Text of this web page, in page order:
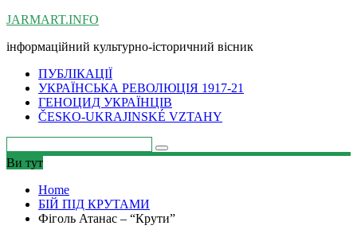
Skip
content
JARMART.INFO
інформаційний культурно-історичний вісник
ПУБЛІКАЦІЇ
УКРАЇНСЬКА РЕВОЛЮЦІЯ 1917-21
ГЕНОЦИД УКРАЇНЦІВ
ČESKO-UKRAJINSKÉ VZTAHY
Ви тут
Home
БІЙ ПІД КРУТАМИ
Фіголь Атанас – “Крути”